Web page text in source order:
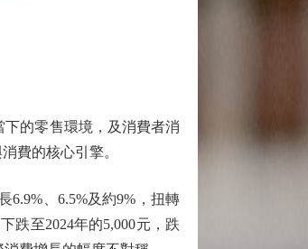
的零售環境，及消費者消
費的核心引擎。
、6.5%及約9%，扭轉
跌至2024年的5,000元，跌